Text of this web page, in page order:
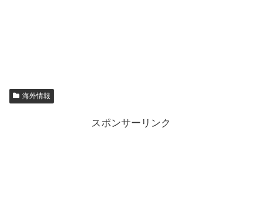
海外情報
スポンサーリンク